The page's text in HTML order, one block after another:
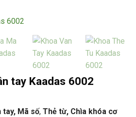
tay Kaadas 6002
tay, Mã số, Thẻ từ, Chìa khóa cơ